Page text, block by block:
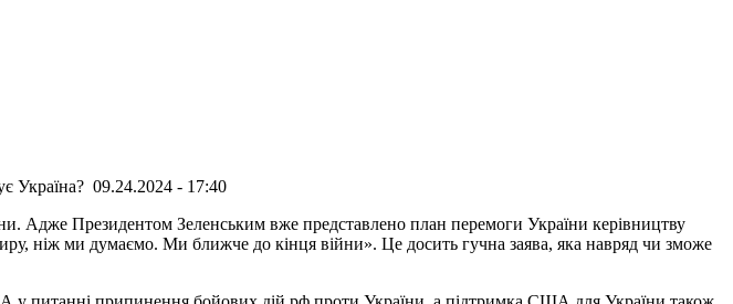
Україна? 09.24.2024 - 17:40
Адже Президентом Зеленським вже представлено план перемоги України керівництву
ніж ми думаємо. Ми ближче до кінця війни». Це досить гучна заява, яка навряд чи зможе